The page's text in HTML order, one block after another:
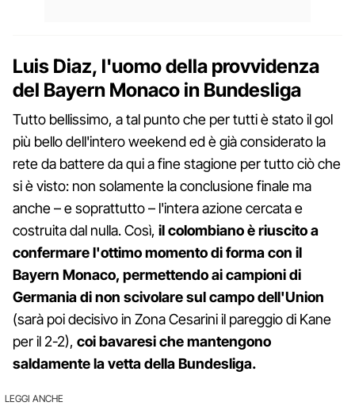
Luis Diaz, l'uomo della provvidenza
del Bayern Monaco in Bundesliga
Tutto bellissimo, a tal punto che per tutti è stato il gol
più bello dell'intero weekend ed è già considerato la
rete da battere da qui a fine stagione per tutto ciò che
si è visto: non solamente la conclusione finale ma
anche – e soprattutto – l'intera azione cercata e
costruita dal nulla. Così, il colombiano è riuscito a
confermare l'ottimo momento di forma con il
Bayern Monaco, permettendo ai campioni di
Germania di non scivolare sul campo dell'Union
(sarà poi decisivo in Zona Cesarini il pareggio di Kane
per il 2-2), coi bavaresi che mantengono
saldamente la vetta della Bundesliga.
LEGGI ANCHE